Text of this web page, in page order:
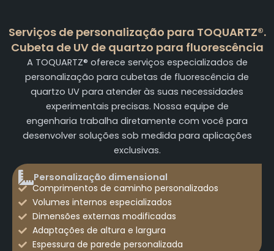
Serviços de personalização para TOQUARTZ®.
Cubeta de UV de quartzo para fluorescência
A TOQUARTZ® oferece serviços especializados de
personalização para cubetas de fluorescência de
quartzo UV para atender às suas necessidades
experimentais precisas. Nossa equipe de
engenharia trabalha diretamente com você para
desenvolver soluções sob medida para aplicações
exclusivas.
Personalização dimensional
Comprimentos de caminho personalizados
Volumes internos especializados
Dimensões externas modificadas
Adaptações de altura e largura
Espessura de parede personalizada